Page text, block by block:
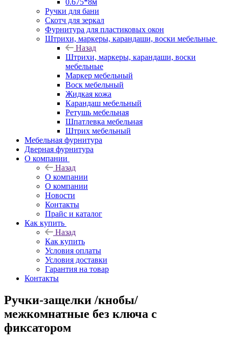
0.675*8м
Ручки для бани
Скотч для зеркал
Фурнитура для пластиковых окон
Штрихи, маркеры, карандаши, воски мебельные
Назад
Штрихи, маркеры, карандаши, воски
мебельные
Маркер мебельный
Воск мебельный
Жидкая кожа
Карандаш мебельный
Ретушь мебельная
Шпатлевка мебельная
Штрих мебельный
Мебельная фурнитура
Дверная фурнитура
О компании
Назад
О компании
О компании
Новости
Контакты
Прайс и каталог
Как купить
Назад
Как купить
Условия оплаты
Условия доставки
Гарантия на товар
Контакты
Ручки-защелки /кнобы/
межкомнатные без ключа с
фиксатором